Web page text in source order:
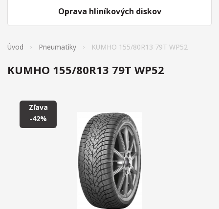
Oprava hliníkových diskov
Úvod Pneumatiky KUMHO 155/80R13 79T WP52
KUMHO 155/80R13 79T WP52
Zľava
-42%